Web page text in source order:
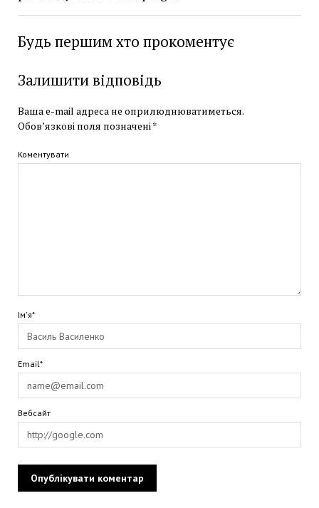
Будь першим хто прокоментує
Залишити відповідь
Ваша e-mail адреса не оприлюднюватиметься.
Обов’язкові поля позначені*
Коментувати
Ім'я*
Email*
Вебсайт